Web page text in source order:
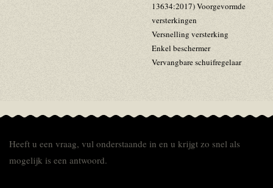
13634:2017) Voorgevormde
versterkingen
Versnelling versterking
Enkel beschermer
Vervangbare schuifregelaar
Heeft u een vraag, vul onderstaande in en u krijgt zo snel als
mogelijk is een antwoord.